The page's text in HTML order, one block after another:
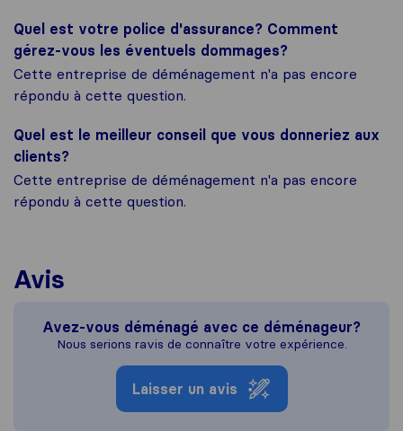
Quel est votre police d'assurance? Comment
gérez-vous les éventuels dommages?
Cette entreprise de déménagement n'a pas encore
répondu à cette question.
Quel est le meilleur conseil que vous donneriez aux
clients?
Cette entreprise de déménagement n'a pas encore
répondu à cette question.
Avis
Avez-vous déménagé avec ce déménageur?
Nous serions ravis de connaître votre expérience.
Laisser un avis